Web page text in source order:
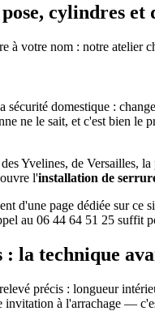
cylindres et
à votre nom : notre
sécurité domestique :
ne le sait, et c'est bien
Yvelines, de Versailles,
l'installation de
d'une page dédiée sur ce
au 06 44 64 51 25 suffit
la technique
précis : longueur
à l'arrachage —